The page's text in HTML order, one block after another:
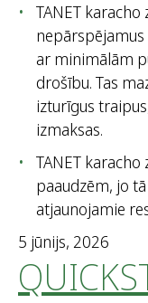
k
TANET
ar minimālām
drošību. Tas
izturīgus
izmaksas.
TANET
paaudzēm, jo
atjaunojamie
5 jūnijs, 2026